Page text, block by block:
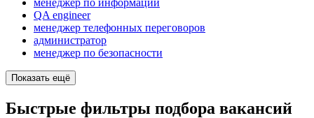
менеджер по информации
QA engineer
менеджер телефонных переговоров
администратор
менеджер по безопасности
Показать ещё
Быстрые фильтры подбора вакансий